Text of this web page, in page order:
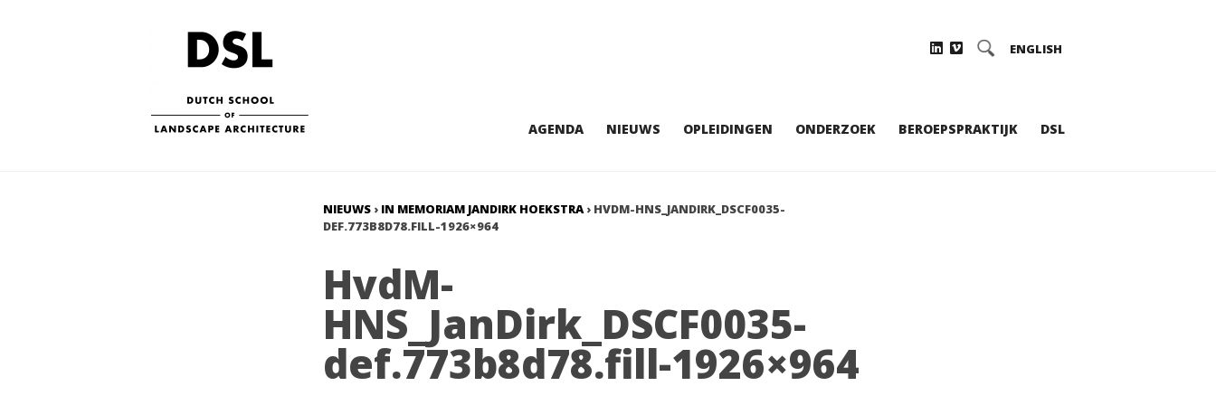
ENGLISH
AGENDA NIEUWS OPLEIDINGEN ONDERZOEK BEROEPSPRAKTIJK DSL
NIEUWS › IN MEMORIAM JANDIRK HOEKSTRA› HVDM-HNS_JANDIRK_DSCF0035-
DEF.773B8D78.FILL-1926×964
HvdM-
HNS_JanDirk_DSCF0035-
def.773b8d78.fill-1926×964